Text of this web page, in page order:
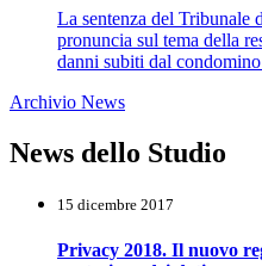
La sentenza del Tribunale
pronuncia sul tema della
danni subiti dal condomino
Archivio News
News dello Studio
15 dicembre 2017
Privacy 2018. Il nuovo